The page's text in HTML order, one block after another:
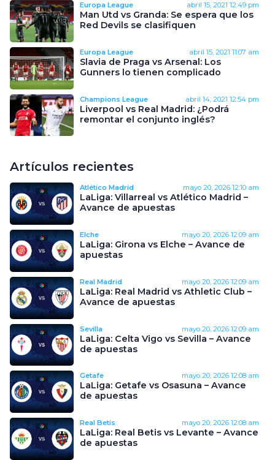
Europa League abril 15, 2021 12:49 pm
Man Utd vs Granda: Se espera que los
Red Devils se clasifiquen
Europa League abril 15, 2021 11:07 am
Slavia de Praga vs Arsenal: Los
Gunners lo tienen complicado
Champions League abril 14, 2021 12:54 pm
Liverpool vs Real Madrid: ¿Podrá
remontar el conjunto inglés?
Artículos recientes
Atlético Madrid mayo 20, 2026 12:10 am
LaLiga: Villarreal vs Atlético Madrid –
Avance de apuestas
Elche mayo 20, 2026 12:09 am
LaLiga: Girona vs Elche – Avance de
apuestas
Real Madrid mayo 20, 2026 12:09 am
LaLiga: Real Madrid vs Athletic Club –
Avance de apuestas
Sevilla mayo 20, 2026 12:09 am
LaLiga: Celta Vigo vs Sevilla – Avance
de apuestas
Getafe mayo 20, 2026 12:08 am
LaLiga: Getafe vs Osasuna – Avance
de apuestas
Real Betis mayo 20, 2026 12:08 am
LaLiga: Real Betis vs Levante – Avance
de apuestas